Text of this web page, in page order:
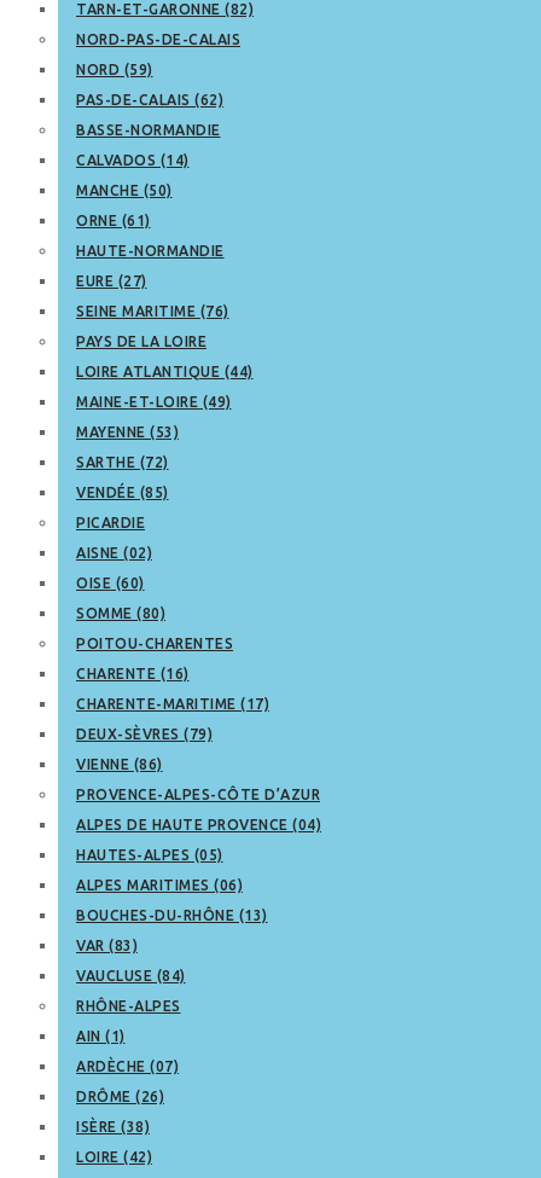
TARN-ET-GARONNE (82)
NORD-PAS-DE-CALAIS
NORD (59)
PAS-DE-CALAIS (62)
BASSE-NORMANDIE
CALVADOS (14)
MANCHE (50)
ORNE (61)
HAUTE-NORMANDIE
EURE (27)
SEINE MARITIME (76)
PAYS DE LA LOIRE
LOIRE ATLANTIQUE (44)
MAINE-ET-LOIRE (49)
MAYENNE (53)
SARTHE (72)
VENDÉE (85)
PICARDIE
AISNE (02)
OISE (60)
SOMME (80)
POITOU-CHARENTES
CHARENTE (16)
CHARENTE-MARITIME (17)
DEUX-SÈVRES (79)
VIENNE (86)
PROVENCE-ALPES-CÔTE D’AZUR
ALPES DE HAUTE PROVENCE (04)
HAUTES-ALPES (05)
ALPES MARITIMES (06)
BOUCHES-DU-RHÔNE (13)
VAR (83)
VAUCLUSE (84)
RHÔNE-ALPES
AIN (1)
ARDÈCHE (07)
DRÔME (26)
ISÈRE (38)
LOIRE (42)